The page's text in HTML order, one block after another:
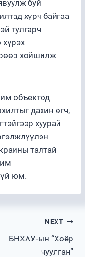
буй
хүрч байгаа
тулгарч
хүрэх
хойшилж
объектод
дахин өгч,
хуурай
талтай
юм.
NEXT
БНХАУ-ын “Хоёр
чуулган”